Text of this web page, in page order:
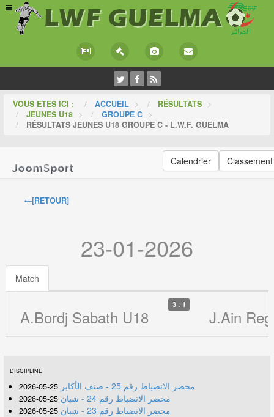
VOUS ÊTES ICI : ACCUEIL > RÉSULTATS >
JEUNES U18 > GROUPE C >
RÉSULTATS JEUNES U18 GROUPE C - L.W.F. GUELMA
Calendrier Classement
[RETOUR]
23-01-2026
Match
A.Bordj Sabath U18
3 : 1
J.Ain
DISCIPLINE
محضر الانضباط رقم 25 - صنف الأكابر 25-05-2026
محضر الانضباط رقم 24 - شبان 25-05-2026
محضر الانضباط رقم 23 - شبان 25-05-2026